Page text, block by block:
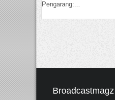
Pengarang:...